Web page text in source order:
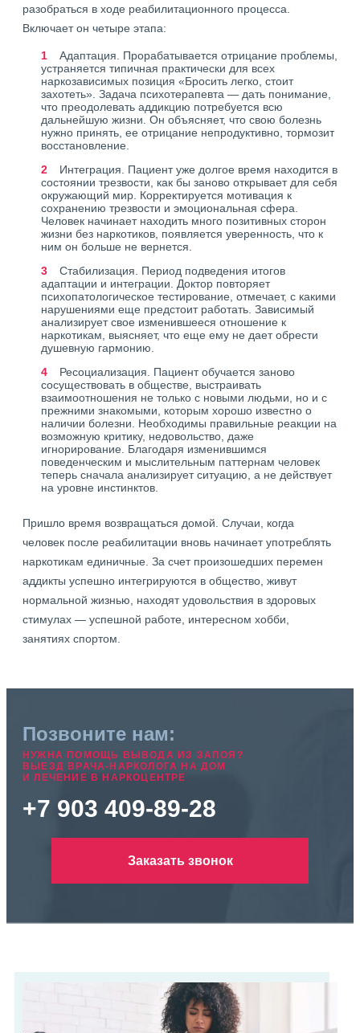
разобраться в ходе реабилитационного процесса.
Включает он четыре этапа:
Адаптация. Прорабатывается отрицание проблемы,
устраняется типичная практически для всех
наркозависимых позиция «Бросить легко, стоит
захотеть». Задача психотерапевта — дать понимание,
что преодолевать аддикцию потребуется всю
дальнейшую жизни. Он объясняет, что свою болезнь
нужно принять, ее отрицание непродуктивно, тормозит
восстановление.
Интеграция. Пациент уже долгое время находится в
состоянии трезвости, как бы заново открывает для себя
окружающий мир. Корректируется мотивация к
сохранению трезвости и эмоциональная сфера.
Человек начинает находить много позитивных сторон
жизни без наркотиков, появляется уверенность, что к
ним он больше не вернется.
Стабилизация. Период подведения итогов
адаптации и интеграции. Доктор повторяет
психопатологическое тестирование, отмечает, с какими
нарушениями еще предстоит работать. Зависимый
анализирует свое изменившееся отношение к
наркотикам, выясняет, что еще ему не дает обрести
душевную гармонию.
Ресоциализация. Пациент обучается заново
сосуществовать в обществе, выстраивать
взаимоотношения не только с новыми людьми, но и с
прежними знакомыми, которым хорошо известно о
наличии болезни. Необходимы правильные реакции на
возможную критику, недовольство, даже
игнорирование. Благодаря изменившимся
поведенческим и мыслительным паттернам человек
теперь сначала анализирует ситуацию, а не действует
на уровне инстинктов.
Пришло время возвращаться домой. Случаи, когда
человек после реабилитации вновь начинает употреблять
наркотикам единичные. За счет произошедших перемен
аддикты успешно интегрируются в общество, живут
нормальной жизнью, находят удовольствия в здоровых
стимулах — успешной работе, интересном хобби,
занятиях спортом.
Позвоните нам:
НУЖНА ПОМОЩЬ ВЫВОДА ИЗ ЗАПОЯ?
ВЫЕЗД ВРАЧА-НАРКОЛОГА НА ДОМ
И ЛЕЧЕНИЕ В НАРКОЦЕНТРЕ
+7 903 409-89-28
Заказать звонок